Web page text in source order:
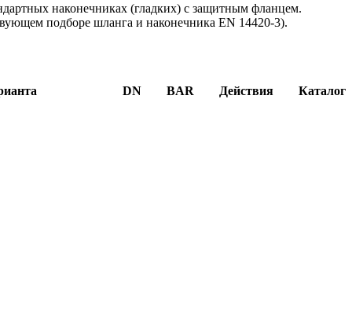
наконечниках (гладких) с защитным фланцем.
подборе шланга и наконечника EN 14420-3).
DN BAR Действия Каталог